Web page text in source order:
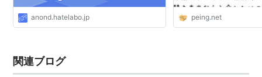
anond.hatelabo.jp peing.net
関連ブログ